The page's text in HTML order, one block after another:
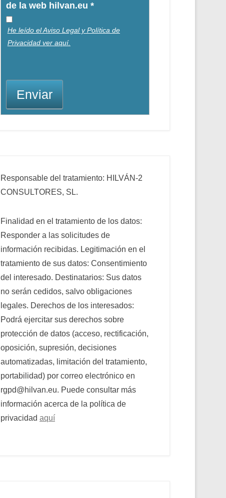
de la web hilvan.eu *
He leído el Aviso Legal y Política de
Privacidad ver aquí.
Enviar
Responsable del tratamiento: HILVÁN-2
CONSULTORES, SL.
Finalidad en el tratamiento de los datos:
Responder a las solicitudes de
información recibidas. Legitimación en el
tratamiento de sus datos: Consentimiento
del interesado. Destinatarios: Sus datos
no serán cedidos, salvo obligaciones
legales. Derechos de los interesados:
Podrá ejercitar sus derechos sobre
protección de datos (acceso, rectificación,
oposición, supresión, decisiones
automatizadas, limitación del tratamiento,
portabilidad) por correo electrónico en
rgpd@hilvan.eu. Puede consultar más
información acerca de la política de
privacidad aquí